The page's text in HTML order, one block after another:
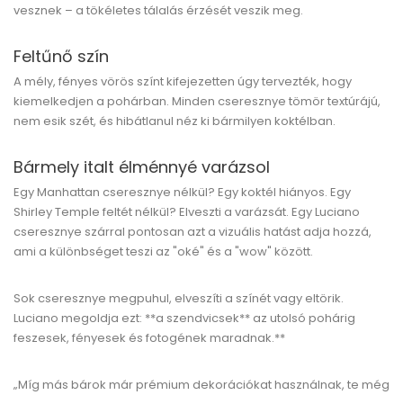
vesznek – a tökéletes tálalás érzésétveszik meg.
Feltűnő szín
A mély, fényes vörös színt kifejezetten úgy tervezték, hogy
kiemelkedjen a pohárban. Minden cseresznye tömör textúrájú,
nem esik szét, és hibátlanul néz ki bármilyen koktélban.
Bármely italt élménnyé varázsol
Egy Manhattan cseresznye nélkül? Egy koktél hiányos. Egy
Shirley Temple feltét nélkül? Elveszti a varázsát. Egy Luciano
cseresznye szárral pontosan azt a vizuális hatást adja hozzá,
ami a különbséget teszi az "oké" és a "wow" között.
Sok cseresznye megpuhul, elveszíti a színét vagy eltörik.
Luciano megoldja ezt: **a szendvicsek** az utolsó pohárig
feszesek, fényesek és fotogének maradnak.**
„Míg más bárok már prémium dekorációkat használnak, te még